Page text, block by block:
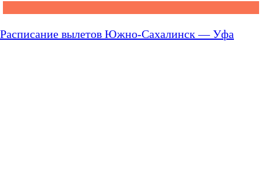
Расписание вылетов Южно-Сахалинск — Уфа